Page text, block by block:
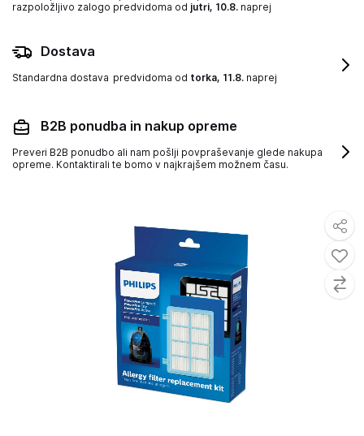
razpoložljivo zalogo predvidoma od jutri, 10.8. naprej
Dostava
Standardna dostava predvidoma od torka, 11.8. naprej
B2B ponudba in nakup opreme
Preveri B2B ponudbo ali nam pošlji povpraševanje glede nakupa
opreme. Kontaktirali te bomo v najkrajšem možnem času.